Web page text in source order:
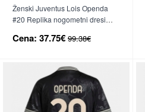
Ženski Juventus Lois Openda
#20 Replika nogometni dresi
Cena: 37.75€ 99.38€